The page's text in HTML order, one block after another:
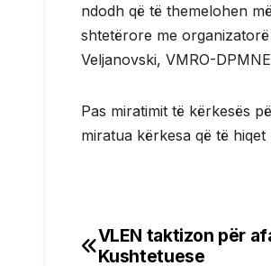
ndodh që të themelohen
shtetërore me
Veljanovski, VMRO-
Pas miratimit të kërkesës
miratua kërkesa që të
Post
VLEN taktizon për
Kushtetuese